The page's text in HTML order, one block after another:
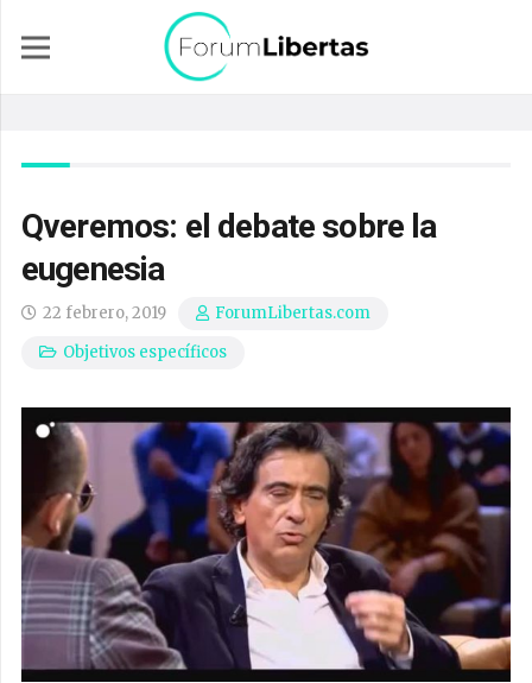
Qveremos: el debate sobre la
eugenesia
22 febrero, 2019
ForumLibertas.com
Objetivos específicos